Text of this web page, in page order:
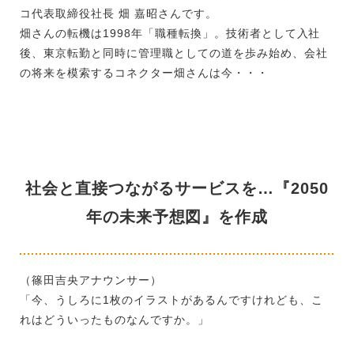
コ代表取締役社長 畑 嘉昭さんです。
畑さんの転機は1998年「職種転換」。技術者として入社
後、東京転勤と同時に管理職としての道を歩み始め、会社
の将来を模索するコネクター畑さんは今・・・
社会と直接つながるサービスを…『2050
年の未来予想図』を作成
（篠田吉央アナウンサー）
「今、うしろに1枚のイラストがあるんですけれども、こ
れはどういったものなんですか。」